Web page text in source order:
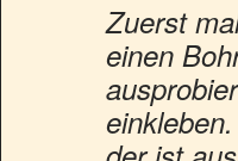
Zuerst
einen